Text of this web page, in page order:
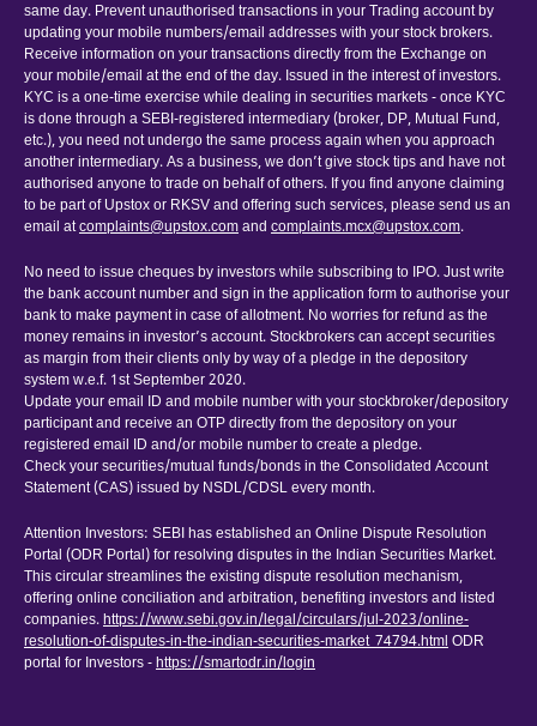
same day. Prevent unauthorised transactions in your Trading account by
updating your mobile numbers/email addresses with your stock brokers.
Receive information on your transactions directly from the Exchange on
your mobile/email at the end of the day. Issued in the interest of investors.
KYC is a one-time exercise while dealing in securities markets - once KYC
is done through a SEBI-registered intermediary (broker, DP, Mutual Fund,
etc.), you need not undergo the same process again when you approach
another intermediary. As a business, we don’t give stock tips and have not
authorised anyone to trade on behalf of others. If you find anyone claiming
to be part of Upstox or RKSV and offering such services, please send us an
email atcomplaints@upstox.comand complaints.mcx@upstox.com.
No need to issue cheques by investors while subscribing to IPO. Just write
the bank account number and sign in the application form to authorise your
bank to make payment in case of allotment. No worries for refund as the
money remains in investor’s account. Stockbrokers can accept securities
as margin from their clients only by way of a pledge in the depository
system w.e.f. 1st September 2020.
Update your email ID and mobile number with your stockbroker/depository
participant and receive an OTP directly from the depository on your
registered email ID and/or mobile number to create a pledge.
Check your securities/mutual funds/bonds in the Consolidated Account
Statement (CAS) issued by NSDL/CDSL every month.
Attention Investors: SEBI has established an Online Dispute Resolution
Portal (ODR Portal) for resolving disputes in the Indian Securities Market.
This circular streamlines the existing dispute resolution mechanism,
offering online conciliation and arbitration, benefiting investors and listed
companies.https://www.sebi.gov.in/legal/circulars/jul-2023/online-
resolution-of-disputes-in-the-indian-securities-market_74794.html ODR
portal for Investors -https://smartodr.in/login